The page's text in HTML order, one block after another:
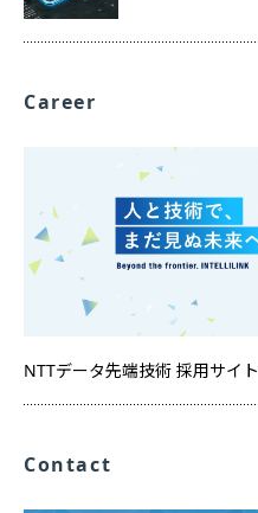
Career
NTTデータ先端技術 採用サイト
Contact